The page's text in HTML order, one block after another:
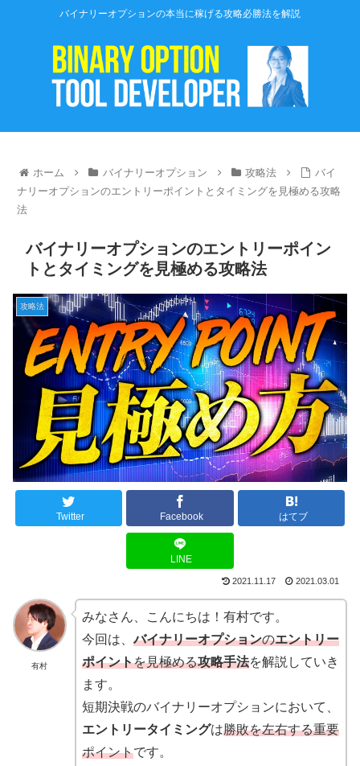
バイナリーオプションの本当に稼げる攻略必勝法を解説
ホーム バイナリーオプション 攻略法
バイ
ナリーオプションのエントリーポイントとタイミングを見極める攻略
法
バイナリーオプションのエントリーポイン
トとタイミングを見極める攻略法
攻略法
Twitter Facebook はてブ
LINE
2021.11.17 2021.03.01
有村
みなさん、こんにちは！有村です。
今回は、バイナリーオプションのエントリー
ポイントを見極める攻略手法を解説していき
ます。
短期決戦のバイナリーオプションにおいて、
エントリータイミングは勝敗を左右する重要
ポイントです。